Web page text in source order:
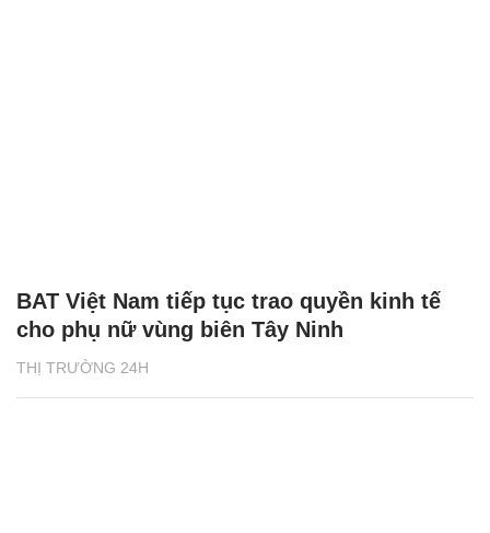
THỊ TRƯỜNG 24H
BAT Việt Nam tiếp tục trao quyền kinh tế
cho phụ nữ vùng biên Tây Ninh